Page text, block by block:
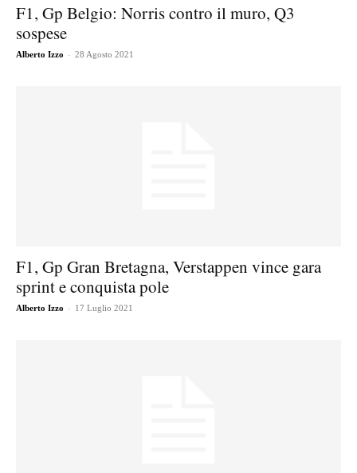
F1, Gp Belgio: Norris contro il muro, Q3
sospese
Alberto Izzo - 28 Agosto 2021
F1, Gp Gran Bretagna, Verstappen vince gara
sprint e conquista pole
Alberto Izzo - 17 Luglio 2021